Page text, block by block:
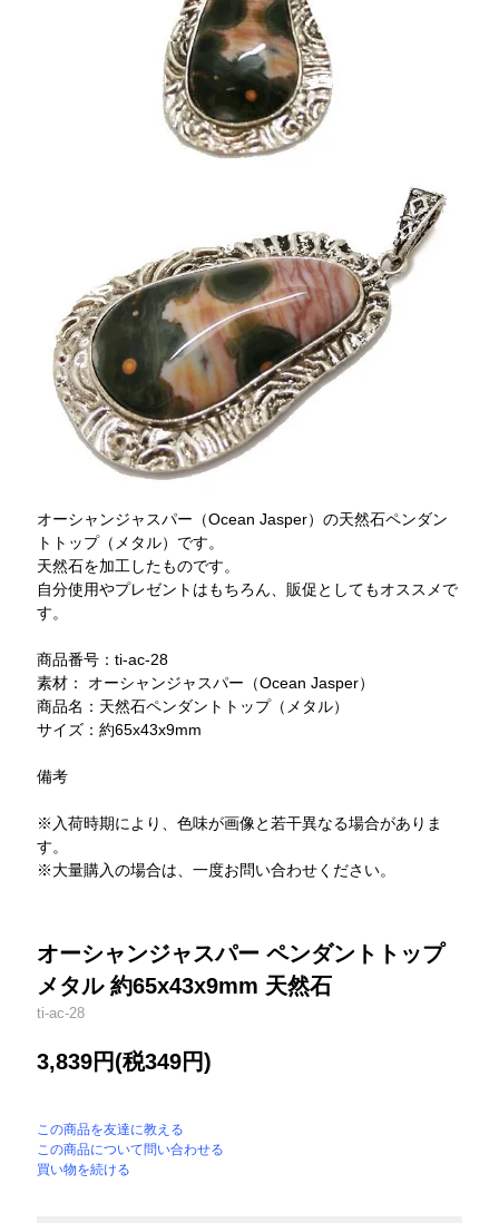
オーシャンジャスパー（Ocean Jasper）の天然石ペンダン
トトップ（メタル）です。
天然石を加工したものです。
自分使用やプレゼントはもちろん、販促としてもオススメで
す。
商品番号：ti-ac-28
素材： オーシャンジャスパー（Ocean Jasper）
商品名：天然石ペンダントトップ（メタル）
サイズ：約65x43x9mm
備考
※入荷時期により、色味が画像と若干異なる場合がありま
す。
※大量購入の場合は、一度お問い合わせください。
オーシャンジャスパー ペンダントトップ
メタル 約65x43x9mm 天然石
ti-ac-28
3,839円(税349円)
この商品を友達に教える
この商品について問い合わせる
買い物を続ける